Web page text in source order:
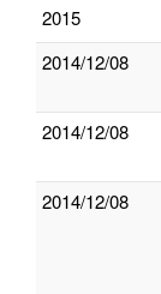
2015
2014/12/08
2014/12/08
2014/12/08